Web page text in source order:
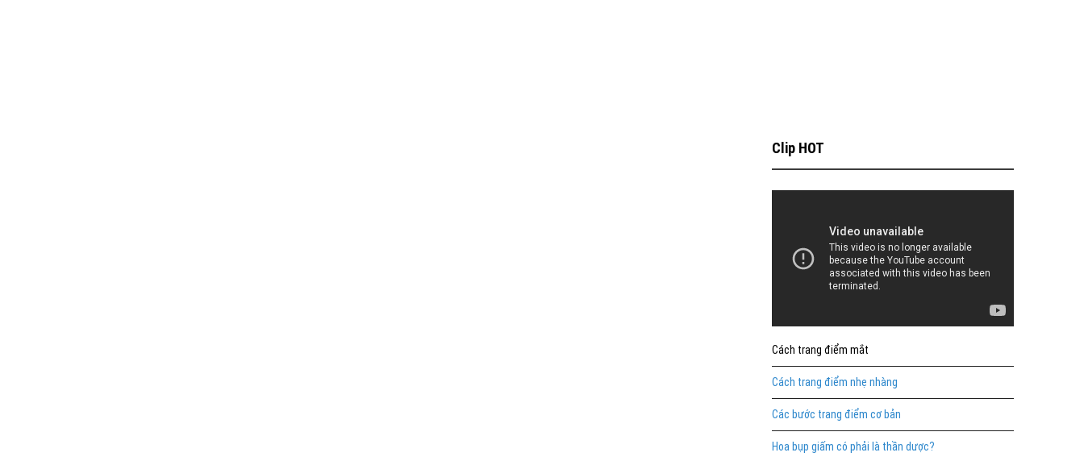
Clip HOT
Cách trang điểm mắt
Cách trang điểm nhẹ nhàng
Các bước trang điểm cơ bản
Hoa bụp giấm có phải là thần dược?